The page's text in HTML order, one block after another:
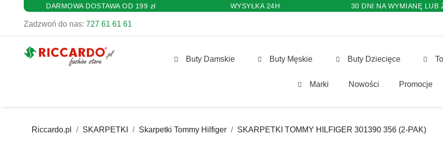
DARMOWA DOSTAWA OD 199 zł WYSYŁKA 24H 30 DNI NA WYMIANĘ LUB
Zadzwoń do nas: 727 61 61 61
Buty Damskie Buty Męskie Buty Dziecięce
Marki Nowości Promocje
Riccardo.pl SKARPETKI Skarpetki Tommy Hilfiger SKARPETKI TOMMY HILFIGER 301390 356 (2-PAK)